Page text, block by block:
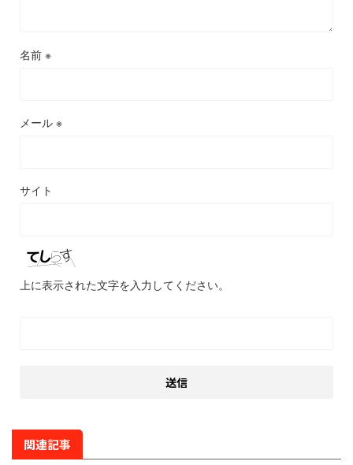
名前 ※
メール ※
サイト
上に表示された文字を入力してください。
関連記事